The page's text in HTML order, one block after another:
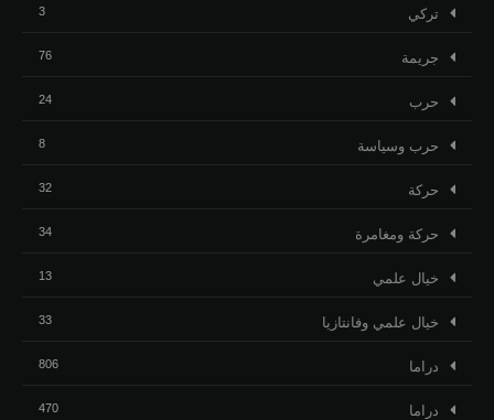
تركي 3
جريمة 76
حرب 24
حرب وسياسة 8
حركة 32
حركة ومغامرة 34
خيال علمي 13
خيال علمي وفانتازيا 33
دراما 806
دراما 470